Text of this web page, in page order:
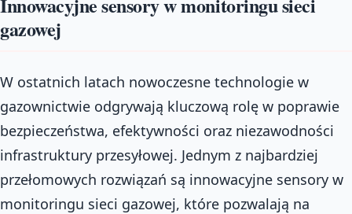
gazowej
W ostatnich latach nowoczesne technologie w
gazownictwie odgrywają kluczową rolę w poprawie
bezpieczeństwa, efektywności oraz niezawodności
infrastruktury przesyłowej. Jednym z najbardziej
przełomowych rozwiązań są innowacyjne sensory w
monitoringu sieci gazowej, które pozwalają na